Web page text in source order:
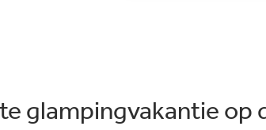
glampingvakantie op